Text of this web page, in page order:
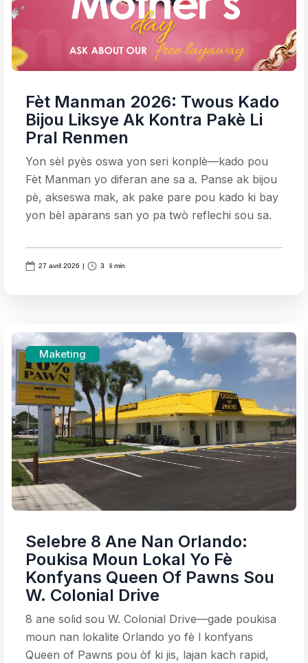
Fèt Manman 2026: Twous Kado
Bijou Liksye Ak Kontra Pakè Li
Pral Renmen
Yon sèl pyès oswa yon seri konplè—kado pou
Fèt Manman yo diferan ane sa a. Panse ak bijou
pè, akseswa mak, ak pake pare pou kado ki bay
yon bèl aparans san yo pa twò reflechi sou sa.
27 avril 2026 | 3 li min
Maketing
Selebre 8 Ane Nan Orlando:
Poukisa Moun Lokal Yo Fè
Konfyans Queen Of Pawns Sou
W. Colonial Drive
8 ane solid sou W. Colonial Drive—gade poukisa
moun nan lokalite Orlando yo fè l konfyans
Queen of Pawns pou òf ki jis, lajan kach rapid,